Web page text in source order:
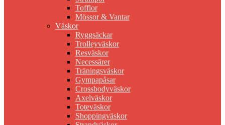
Tofflor
Mössor & Vantar
Väskor
Ryggsäckar
Trolleyväskor
Resväskor
Necessärer
Träningsväskor
Gympapåsar
Crossbodyväskor
Axelväskor
Toteväskor
Shoppingväskor